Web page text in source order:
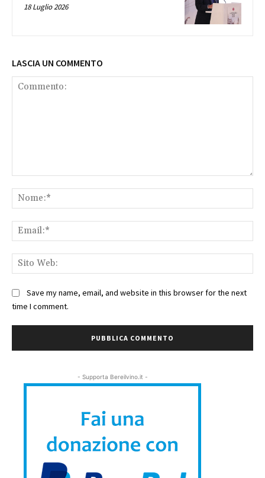
18 Luglio 2026
LASCIA UN COMMENTO
Save my name, email, and website in this browser for the next
time I comment.
- Supporta Bereilvino.it -